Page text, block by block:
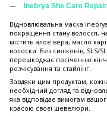
Inebrya She Care
Відновлювальна маска
покращення стану волосся,
містить алое вера, масло
волоски. Без силіконів, SLS/
перешкоджає посіченню
розчісування та стайлінг.
Завдяки цим продуктам,
необхідний догляд та
яка відповідає вимогам
красою своєї шевелюри.